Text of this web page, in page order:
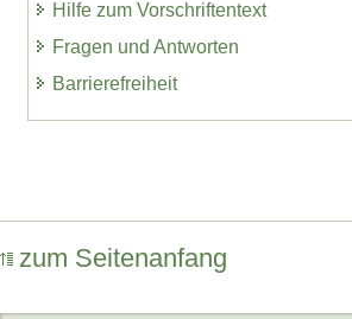
Hilfe zum Vorschriftentext
Fragen und Antworten
Barrierefreiheit
zum Seitenanfang